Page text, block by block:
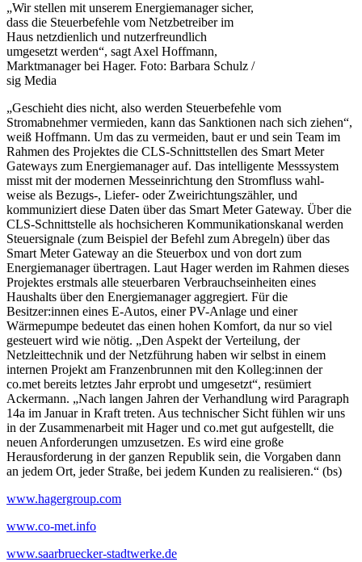
„Wir stellen mit unserem Energiemanager sicher,
dass die Steuerbefehle vom Netzbetreiber im
Haus netzdienlich und nutzerfreundlich
umgesetzt werden“, sagt Axel Hoffmann,
Marktmanager bei Hager. Foto: Barbara Schulz /
sig Media
„Geschieht dies nicht, also werden Steuerbefehle vom
Stromabnehmer vermieden, kann das Sanktionen nach sich ziehen“,
weiß Hoffmann. Um das zu vermeiden, baut er und sein Team im
Rahmen des Projektes die CLS-Schnittstellen des Smart Meter
Gateways zum Energiemanager auf. Das intelligente Messsystem
misst mit der modernen Messeinrichtung den Stromfluss wahl-
weise als Bezugs-, Liefer- oder Zweirichtungszähler, und
kommuniziert diese Daten über das Smart Meter Gateway. Über die
CLS-Schnittstelle als hochsicheren Kommunikationskanal werden
Steuersignale (zum Beispiel der Befehl zum Abregeln) über das
Smart Meter Gateway an die Steuerbox und von dort zum
Energiemanager übertragen. Laut Hager werden im Rahmen dieses
Projektes erstmals alle steuerbaren Verbrauchseinheiten eines
Haushalts über den Energiemanager aggregiert. Für die
Besitzer:innen eines E-Autos, einer PV-Anlage und einer
Wärmepumpe bedeutet das einen hohen Komfort, da nur so viel
gesteuert wird wie nötig. „Den Aspekt der Verteilung, der
Netzleittechnik und der Netzführung haben wir selbst in einem
internen Projekt am Franzenbrunnen mit den Kolleg:innen der
co.met bereits letztes Jahr erprobt und umgesetzt“, resümiert
Ackermann. „Nach langen Jahren der Verhandlung wird Paragraph
14a im Januar in Kraft treten. Aus technischer Sicht fühlen wir uns
in der Zusammenarbeit mit Hager und co.met gut aufgestellt, die
neuen Anforderungen umzusetzen. Es wird eine große
Herausforderung in der ganzen Republik sein, die Vorgaben dann
an jedem Ort, jeder Straße, bei jedem Kunden zu realisieren.“ (bs)
www.hagergroup.com
www.co-met.info
www.saarbruecker-stadtwerke.de